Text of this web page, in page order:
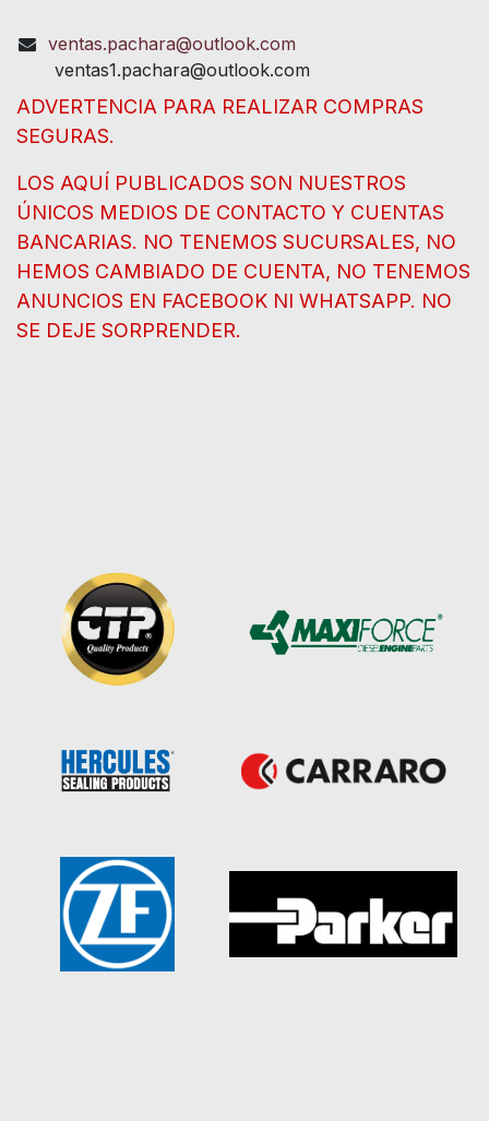
ventas.pachara@outlook.com
ventas1.pachara@outlook.com
ADVERTENCIA PARA REALIZAR COMPRAS
SEGURAS.
LOS AQUÍ PUBLICADOS SON NUESTROS
ÚNICOS MEDIOS DE CONTACTO Y CUENTAS
BANCARIAS. NO TENEMOS SUCURSALES, NO
HEMOS CAMBIADO DE CUENTA, NO TENEMOS
ANUNCIOS EN FACEBOOK NI WHATSAPP. NO
SE DEJE SORPRENDER.